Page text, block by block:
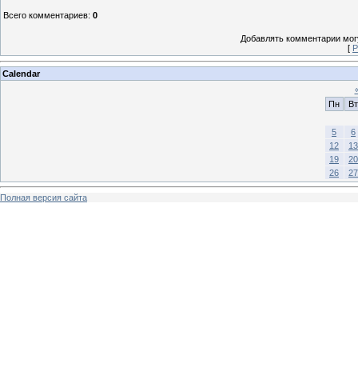
Всего комментариев: 0
Добавлять комментарии
[
Calendar
Пн
Вт
5
6
12
13
19
20
26
27
Полная версия сайта